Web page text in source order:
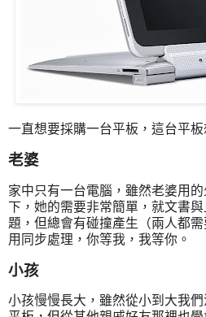
一直想要採購一台平板，這台平板
老婆
家中只有一台電腦，雖然老婆用
下，她的需要非常簡單，就文書
題，但總會有碰撞產生（兩人都
用同步處理，你等我，我等你。
小孩
小孩慢慢長大，雖然從小到大我